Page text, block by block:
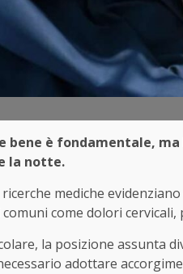
bene è fondamentale,
la notte.
mediche
come dolori
la posizione assunta
adottare